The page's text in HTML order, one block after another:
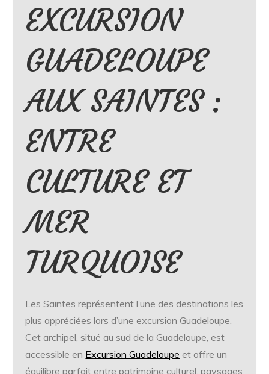
EXCURSION
GUADELOUPE
AUX SAINTES :
ENTRE
CULTURE ET
MER
TURQUOISE
Les Saintes représentent l’une des destinations les
plus appréciées lors d’une excursion Guadeloupe.
Cet archipel, situé au sud de la Guadeloupe, est
accessible en Excursion Guadeloupe et offre un
équilibre parfait entre patrimoine culturel, paysages